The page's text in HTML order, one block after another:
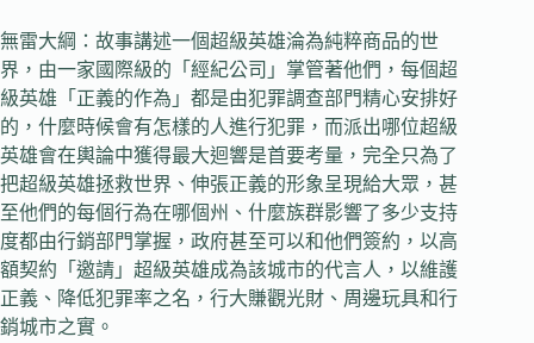
無雷大綱：故事講述一個超級英雄淪為純粹商品的世
界，由一家國際級的「經紀公司」掌管著他們，每個超
級英雄「正義的作為」都是由犯罪調查部門精心安排好
的，什麼時候會有怎樣的人進行犯罪，而派出哪位超級
英雄會在輿論中獲得最大迴響是首要考量，完全只為了
把超級英雄拯救世界、伸張正義的形象呈現給大眾，甚
至他們的每個行為在哪個州、什麼族群影響了多少支持
度都由行銷部門掌握，政府甚至可以和他們簽約，以高
額契約「邀請」超級英雄成為該城市的代言人，以維護
正義、降低犯罪率之名，行大賺觀光財、周邊玩具和行
銷城市之實。